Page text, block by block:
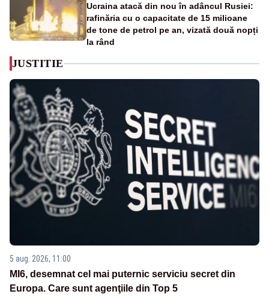
Ucraina atacă din nou în adâncul Rusiei:
rafinăria cu o capacitate de 15 milioane
de tone de petrol pe an, vizată două nopți
la rând
JUSTITIE
5 aug. 2026, 11:00
MI6, desemnat cel mai puternic serviciu secret din
Europa. Care sunt agenţiile din Top 5